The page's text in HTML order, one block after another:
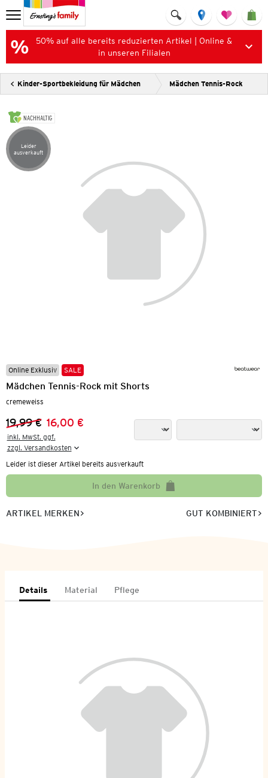
50% auf alle bereits reduzierten Artikel | Online &
in unseren Filialen
Kinder-Sportbekleidung für Mädchen Mädchen Tennis-Rock
NACHHALTIG
Artikel leider ausverkauft
Leider
ausverkauft
Online Exklusiv SALE
Mädchen Tennis-Rock mit Shorts
cremeweiss
Vorheriger Preis:
19,99 €
Neuer Preis:
16,00 €
inkl. MwSt. ggf.
zzgl. Versandkosten
Leider ist dieser Artikel bereits ausverkauft
In den Warenkorb
ARTIKEL MERKEN GUT KOMBINIERT
Details Material Pflege